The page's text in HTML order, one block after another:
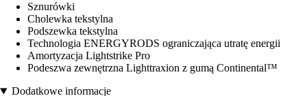
Sznurówki
Cholewka tekstylna
Podszewka tekstylna
Technologia ENERGYRODS ograniczająca utratę energii
Amortyzacja Lightstrike Pro
Podeszwa zewnętrzna Lighttraxion z gumą Continental™
Dodatkowe informacje